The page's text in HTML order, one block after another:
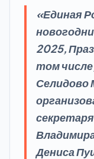
«Единая
2025,
том
Селидово
Дениса